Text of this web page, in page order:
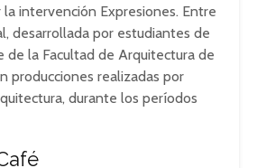
intervención Expresiones. Entre
desarrollada por estudiantes de
de la Facultad de Arquitectura de
producciones realizadas por
durante los períodos